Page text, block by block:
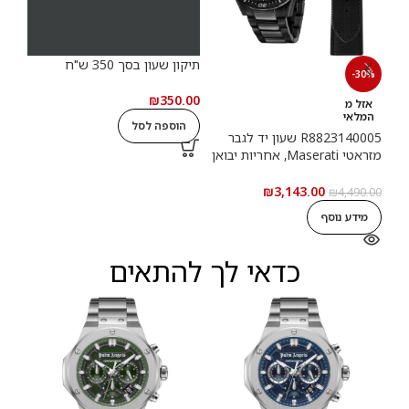
-30%
אזל מ
המלאי
R8823140005 שעון יד לגבר
מזראטי Maserati, אחריות יבואן
₪4,490.00
₪3,143.00
מידע נוסף
תיקון שעון בסך 350 ש"ח
₪350.00
הוספה לסל
כדאי לך להתאים